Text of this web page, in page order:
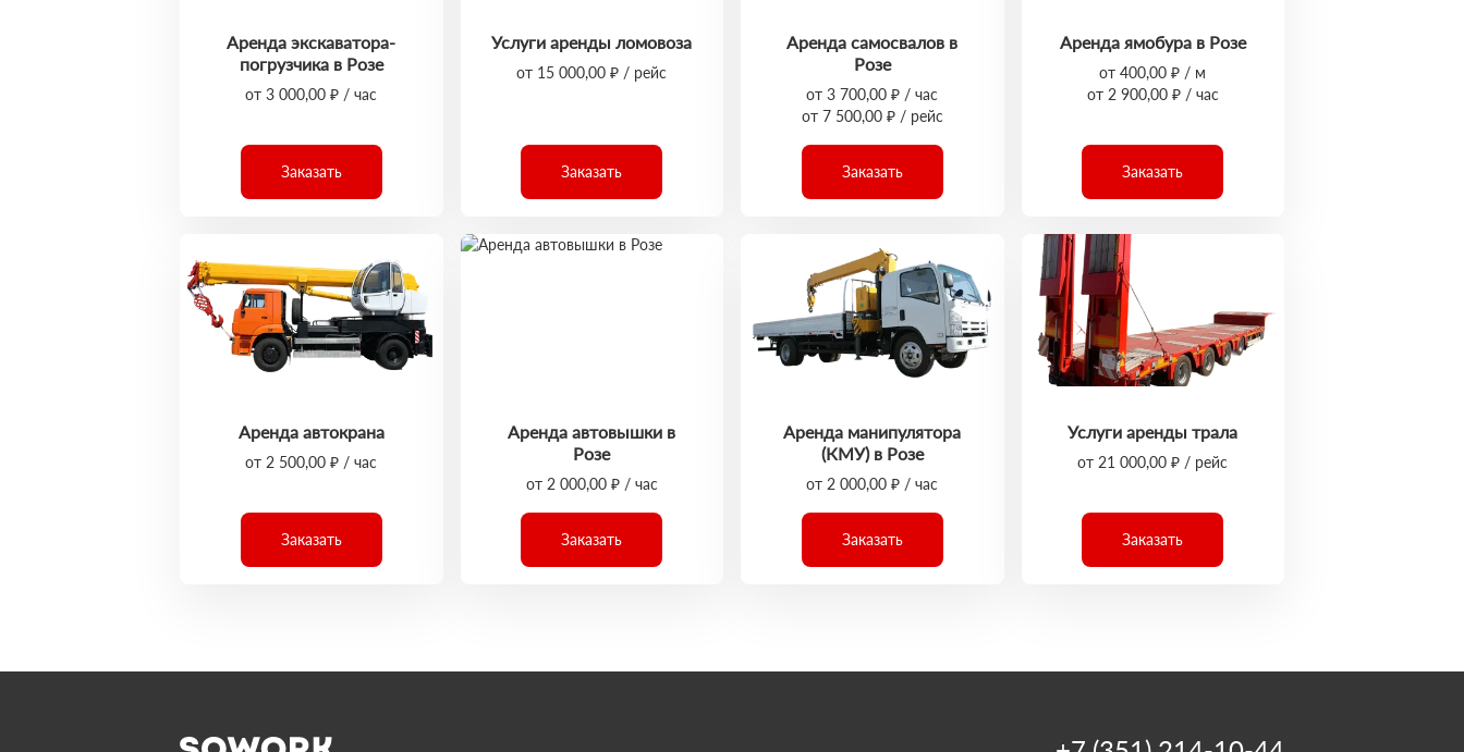
Аренда экскаватора-
погрузчика в Розе
от 3 000,00 ₽ / час
Заказать
Услуги аренды ломовоза
от 15 000,00 ₽ / рейс
Заказать
Аренда самосвалов в
Розе
от 3 700,00 ₽ / час
от 7 500,00 ₽ / рейс
Заказать
Аренда ямобура в Розе
от 400,00 ₽ / м
от 2 900,00 ₽ / час
Заказать
Аренда автокрана
от 2 500,00 ₽ / час
Заказать
Аренда автовышки в
Розе
от 2 000,00 ₽ / час
Заказать
Аренда манипулятора
(КМУ) в Розе
от 2 000,00 ₽ / час
Заказать
Услуги аренды трала
от 21 000,00 ₽ / рейс
Заказать